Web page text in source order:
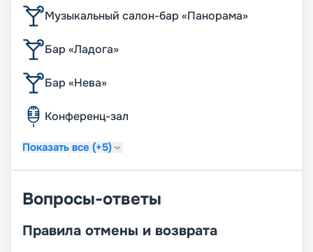
Музыкальный салон-бар «Панорама»
Бар «Ладога»
Бар «Нева»
Конференц-зал
Показать все (+5)
Вопросы-ответы
Правила отмены и возврата